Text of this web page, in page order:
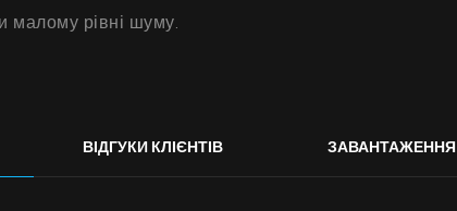
малому рівні шуму.
ВІДГУКИ КЛІЄНТІВ ЗАВАНТАЖЕННЯ